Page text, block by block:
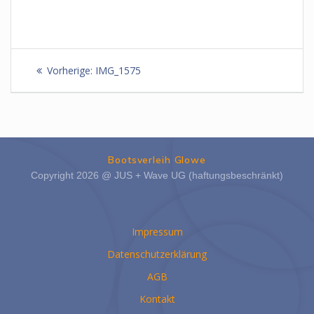
Beitragsnavigation
Vorherige: Vorheriger
IMG_1575
Bootsverleih Glowe
Copyright 2026 @ JUS + Wave UG (haftungsbeschränkt)
Impressum
Datenschutzerklärung
AGB
Kontakt